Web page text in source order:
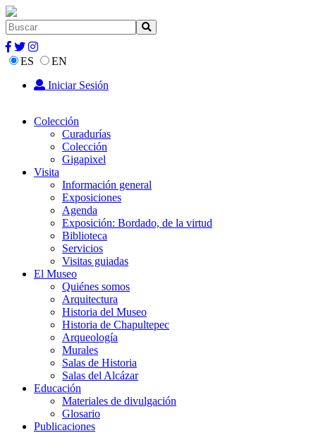
ES
EN
Iniciar Sesión
Colección
Curadurías
Colección
Gigapixel
Visita
Información general
Exposiciones
Agenda
Exposición: Bordado, de la virtud
Biblioteca
Servicios
Visitas guiadas
El Museo
Quiénes somos
Arquitectura
Historia del Museo
Historia de Chapultepec
Arqueología
Murales
Salas de Historia
Salas del Alcázar
Educación
Materiales de divulgación
Glosario
Publicaciones